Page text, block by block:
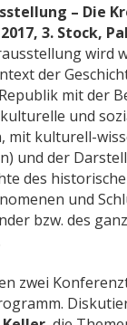
– Die
3. Stock,
wird
der
mit der
und
mit kulturell-
und der
des
und
bzw. des
zwei